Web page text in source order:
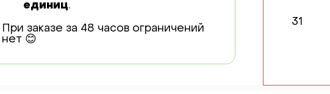
единиц.
При заказе за 48 часов ограничений
нет 😊
31